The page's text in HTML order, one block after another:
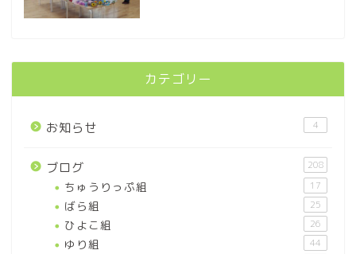
カテゴリー
お知らせ 4
ブログ 208
ちゅうりっぷ組 17
ばら組 25
ひよこ組 26
ゆり組 44